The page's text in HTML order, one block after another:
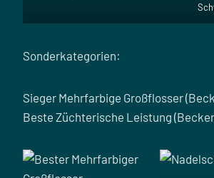
Sonderkategorien:
Sieger Mehrfarbige Großflosser
Beste Züchterische Leistung